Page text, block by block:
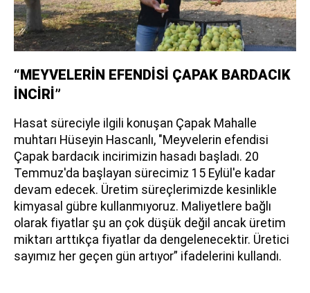
“MEYVELERİN EFENDİSİ ÇAPAK BARDACIK
İNCİRİ”
Hasat süreciyle ilgili konuşan Çapak Mahalle
muhtarı Hüseyin Hascanlı, "Meyvelerin efendisi
Çapak bardacık incirimizin hasadı başladı. 20
Temmuz'da başlayan sürecimiz 15 Eylül'e kadar
devam edecek. Üretim süreçlerimizde kesinlikle
kimyasal gübre kullanmıyoruz. Maliyetlere bağlı
olarak fiyatlar şu an çok düşük değil ancak üretim
miktarı arttıkça fiyatlar da dengelenecektir. Üretici
sayımız her geçen gün artıyor” ifadelerini kullandı.